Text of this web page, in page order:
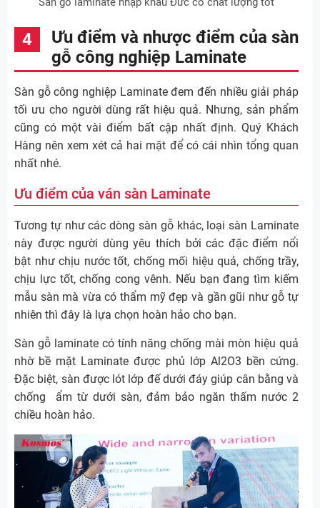
Ưu điểm và nhược điểm của sàn
gỗ công nghiệp Laminate
Sàn gỗ công nghiệp Laminate đem đến nhiều giải pháp
tối ưu cho người dùng rất hiệu quả. Nhưng, sản phẩm
cũng có một vài điểm bất cập nhất định. Quý Khách
Hàng nên xem xét cả hai mặt để có cái nhìn tổng quan
nhất nhé.
Ưu điểm của ván sàn Laminate
Tương tự như các dòng sàn gỗ khác, loại sàn Laminate
này được người dùng yêu thích bởi các đặc điểm nổi
bật như chịu nước tốt, chống mối hiệu quả, chống trầy,
chịu lực tốt, chống cong vênh. Nếu bạn đang tìm kiếm
mẫu sàn mà vừa có thẩm mỹ đẹp và gần gũi như gỗ tự
nhiên thì đây là lựa chọn hoàn hảo cho bạn.
Sàn gỗ laminate có tính năng chống mài mòn hiệu quả
nhờ bề mặt Laminate được phủ lớp Al2O3 bền cứng.
Đặc biệt, sàn được lót lớp đế dưới đáy giúp cân bằng và
chống ẩm từ dưới sàn, đảm bảo ngăn thấm nước 2
chiều hoàn hảo.